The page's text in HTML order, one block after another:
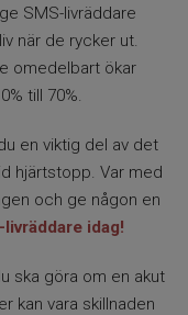
SMS-livräddare
när de rycker ut.
omedelbart ökar
till 70%.
en viktig del av det
hjärtstopp. Var med
och ge någon en
livräddare idag!
ska göra om en akut
kan vara skillnaden